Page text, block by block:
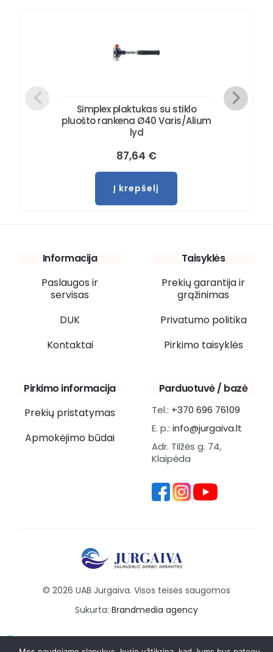
Simplex plaktukas su stiklo
pluošto rankena Ø40 Varis/Alium
lyd
87,64 €
Į krepšelį
Informacija
Paslaugos ir
servisas
DUK
Kontaktai
Taisyklės
Prekių garantija ir
grąžinimas
Privatumo politika
Pirkimo taisyklės
Pirkimo informacija
Prekių pristatymas
Apmokėjimo būdai
Parduotuvė / bazė
Tel.: +370 696 76109
E. p.: info@jurgaiva.lt
Adr. Tilžės g. 74,
Klaipėda
© 2026 UAB Jurgaiva. Visos teisės saugomos
Sukurta: Brandmedia agency